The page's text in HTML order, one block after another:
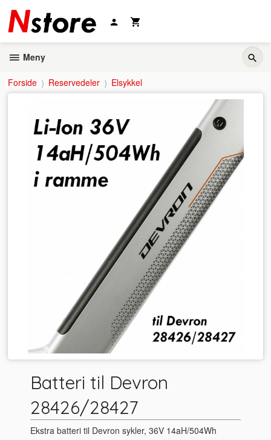
innholdet
Meny
Forside Reservedeler Elsykkel
Batteri til Devron
28426/28427
Ekstra batteri til Devron sykler, 36V 14aH/504Wh